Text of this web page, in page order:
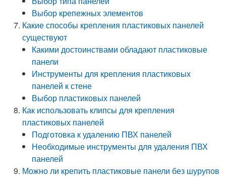
Выбор крепежных элементов
Какие способы крепления пластиковых панелей
существуют
Какими достоинствами обладают пластиковые
панели
Инструменты для крепления пластиковых
панелей к стене
Выбор пластиковых панелей
Как использовать клипсы для крепления
пластиковых панелей
Подготовка к удалению ПВХ панелей
Необходимые инструменты для удаления ПВХ
панелей
Можно ли крепить пластиковые панели без шурупов